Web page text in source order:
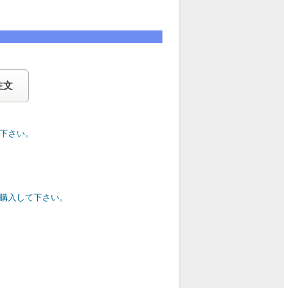
文
さい。
入して下さい。